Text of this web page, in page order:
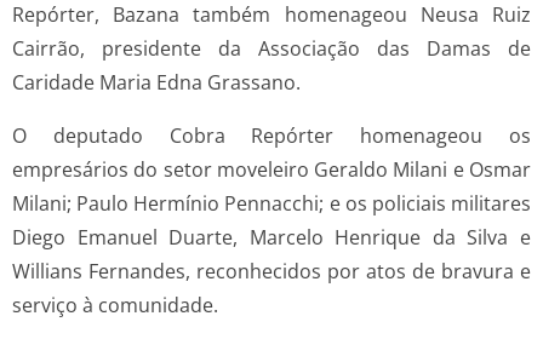
Repórter, Bazana também homenageou Neusa Ruiz
Cairrão, presidente da Associação das Damas de
Caridade Maria Edna Grassano.
O deputado Cobra Repórter homenageou os
empresários do setor moveleiro Geraldo Milani e Osmar
Milani; Paulo Hermínio Pennacchi; e os policiais militares
Diego Emanuel Duarte, Marcelo Henrique da Silva e
Willians Fernandes, reconhecidos por atos de bravura e
serviço à comunidade.